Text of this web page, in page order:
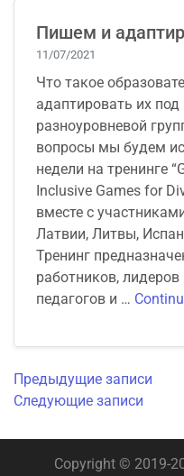
Пишем и
11/07/2021
Что такое
адаптировать их под
разноуровневой
вопросы мы будем
недели на тренинге
Inclusive Games for
вместе с
Латвии, Литвы,
Тренинг
работников,
педагогов и …
Предыдущие записи
Следующие записи
Copyright © 2019-